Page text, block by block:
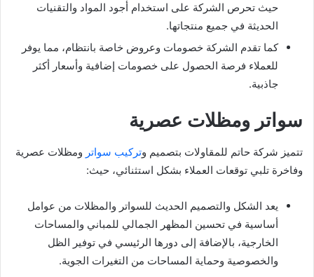
حيث تحرص الشركة على استخدام أجود المواد والتقنيات
الحديثة في جميع منتجاتها.
كما تقدم الشركة خصومات وعروض خاصة بانتظام، مما يوفر
للعملاء فرصة الحصول على خصومات إضافية وأسعار أكثر
جاذبية.
سواتر ومظلات عصرية
تتميز شركة حاتم للمقاولات بتصميم وتركيب سواتر ومظلات عصرية
وفاخرة تلبي توقعات العملاء بشكل استثنائي، حيث:
يعد الشكل والتصميم الحديث للسواتر والمظلات من عوامل
أساسية في تحسين المظهر الجمالي للمباني والمساحات
الخارجية، بالإضافة إلى دورها الرئيسي في توفير الظل
والخصوصية وحماية المساحات من التغيرات الجوية.